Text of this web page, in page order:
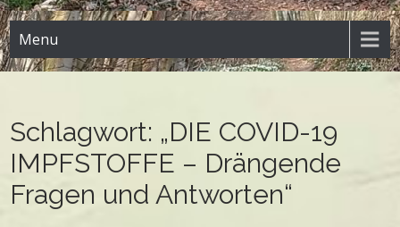
Menu
Schlagwort: „DIE COVID-19
IMPFSTOFFE – Drängende
Fragen und Antworten“